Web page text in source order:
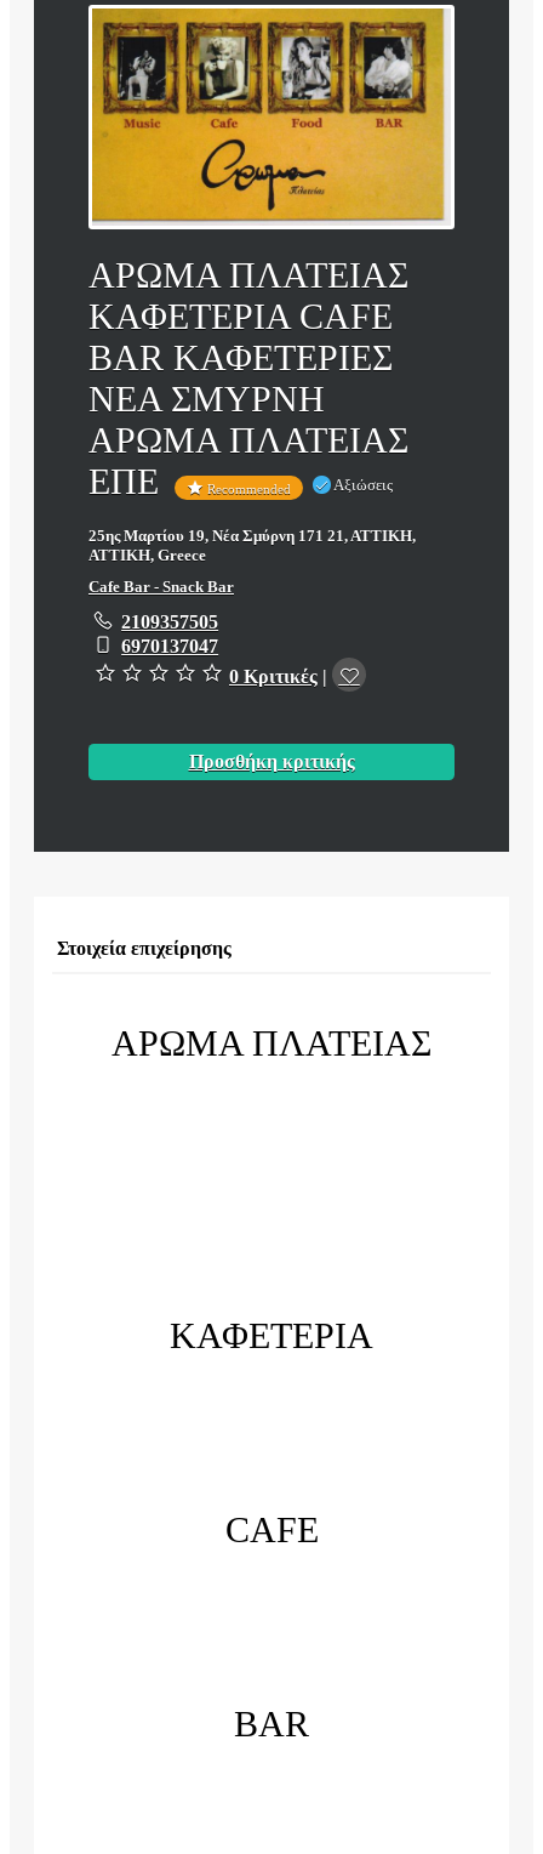
ΑΡΩΜΑ ΠΛΑΤΕΙΑΣ
ΚΑΦΕΤΕΡΙΑ CAFE
BAR ΚΑΦΕΤΕΡΙΕΣ
ΝΕΑ ΣΜΥΡΝΗ
ΑΡΩΜΑ ΠΛΑΤΕΙΑΣ
ΕΠΕ
Recommended Αξιώσεις
25ης Μαρτίου 19, Νέα Σμύρνη 171 21, ΑΤΤΙΚΗ,
ΑΤΤΙΚΗ, Greece
Cafe Bar - Snack Bar
2109357505
6970137047
0 Κριτικές |
Προσθήκη κριτικής
Στοιχεία επιχείρησης
ΑΡΩΜΑ ΠΛΑΤΕΙΑΣ
ΚΑΦΕΤΕΡΙΑ
CAFE
BAR